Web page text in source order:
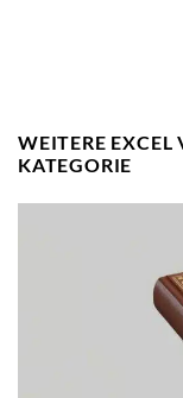
WEITERE EXCEL
KATEGORIE